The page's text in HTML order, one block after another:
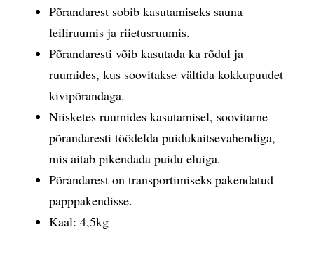
Põrandarest sobib kasutamiseks sauna
leiliruumis ja riietusruumis.
Põrandaresti võib kasutada ka rõdul ja
ruumides, kus soovitakse vältida kokkupuudet
kivipõrandaga.
Niisketes ruumides kasutamisel, soovitame
põrandaresti töödelda puidukaitsevahendiga,
mis aitab pikendada puidu eluiga.
Põrandarest on transportimiseks pakendatud
papppakendisse.
Kaal: 4,5kg